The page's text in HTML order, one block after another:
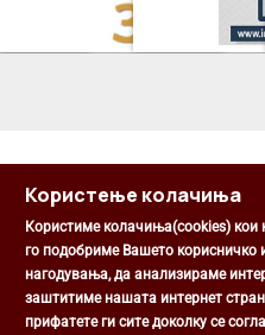
Михаил
Користење колачиња
Користиме колачиња(cookies) кои
го подобриме Вашето корисничко
нагодувања, да анализираме
заштитиме нашата интернет
прифатете ги сите доколку се